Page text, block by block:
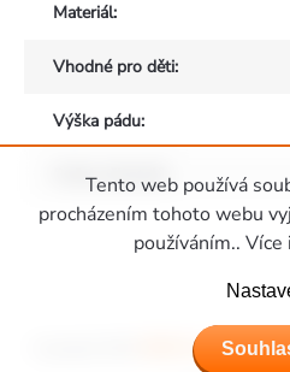
Tento web používá
procházením tohoto webu
používáním..
Materiál:
Vhodné pro děti:
Výška pádu:
Počet uživatelů :
Zápatí
Hřiště Piccolino -